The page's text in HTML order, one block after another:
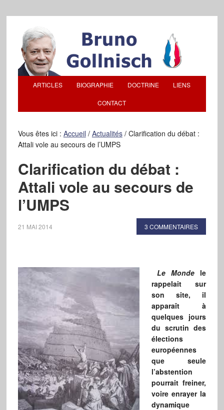
ARTICLES BIOGRAPHIE DOCTRINE LIENS
CONTACT
Vous êtes ici : Accueil / Actualités /Clarification du débat :
Attali vole au secours de l’UMPS
Clarification du débat :
Attali vole au secours de
l’UMPS
21 MAI 2014 3 COMMENTAIRES
Le Monde le
rappelait sur
son site, il
apparaît à
quelques jours
du scrutin des
élections
européennes
que seule
l’abstention
pourrait freiner,
voire enrayer la
dynamique